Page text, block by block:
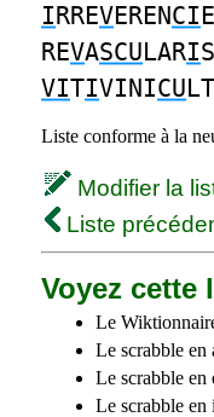
IRREVERENCIE
REVASCULARI
VITIVINICU
Liste conforme à la
Modifier la
Liste
Voyez cette
Le
Le scrabble en
Le scrabble en
Le scrabble en